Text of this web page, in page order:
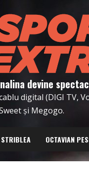
devine
digital (DIGI TV,
și Megogo.
OCTAVIAN